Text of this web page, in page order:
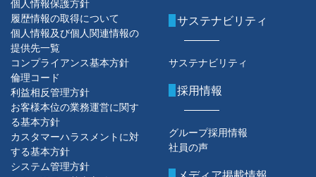
個人情報保護方針
履歴情報の取得について
個人情報及び個人関連情報の
提供先一覧
コンプライアンス基本方針
倫理コード
利益相反管理方針
お客様本位の業務運営に関す
る基本方針
カスタマーハラスメントに対
する基本方針
システム管理方針
サステナビリティ
サステナビリティ
採用情報
グループ採用情報
社員の声